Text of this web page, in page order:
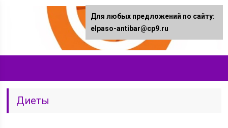
Диеты
Для любых предложений по сайту:
elpaso-antibar@cp9.ru